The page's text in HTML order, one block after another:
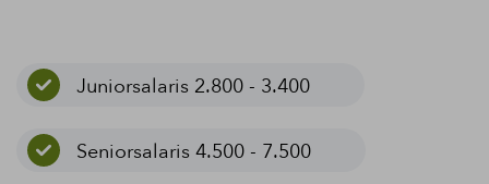
Juniorsalaris 2.800 - 3.400
Seniorsalaris 4.500 - 7.500